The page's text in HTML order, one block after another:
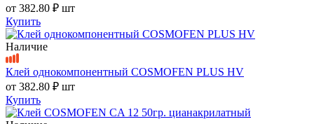
от 382.80 ₽ шт
Купить
Наличие
Клей однокомпонентный COSMOFEN PLUS HV
от 382.80 ₽ шт
Купить